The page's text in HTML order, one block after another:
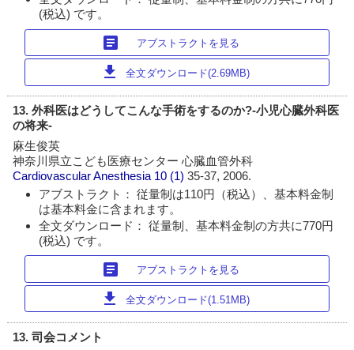
(税込) です。
article アブストラクトを見る
download 全文ダウンロード(2.69MB)
13. 外科医はどうしてこんな手術をするのか?-小児心臓外科医
の将来-
麻生俊英
神奈川県立こども医療センター 心臓血管外科
Cardiovascular Anesthesia 10 (1)35-37, 2006.
アブストラクト： 従量制は110円（税込）、基本料金制
は基本料金に含まれます。
全文ダウンロード： 従量制、基本料金制の方共に770円
(税込) です。
article アブストラクトを見る
download 全文ダウンロード(1.51MB)
13. 司会コメント